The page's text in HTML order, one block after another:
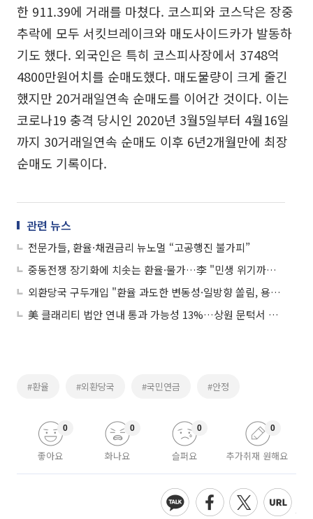
한 911.39에 거래를 마쳤다. 코스피와 코스닥은 장중
추락에 모두 서킷브레이크와 매도사이드카가 발동하
기도 했다. 외국인은 특히 코스피사장에서 3748억
4800만원어치를 순매도했다. 매도물량이 크게 줄긴
했지만 20거래일연속 순매도를 이어간 것이다. 이는
코로나19 충격 당시인 2020년 3월5일부터 4월16일
까지 30거래일연속 순매도 이후 6년2개월만에 최장
순매도 기록이다.
관련 뉴스
전문가들, 환율·채권금리 뉴노멀 “고공행진 불가피”
중동전쟁 장기화에 치솟는 환율·물가…李 "민생 위기까지는 안 갈 것"
외환당국 구두개입 "환율 과도한 변동성·일방향 쏠림, 용인 않고 강력 대응"
美 클래리티 법안 연내 통과 가능성 13%…상원 문턱서 제동
#환율 #외환당국 #국민연금 #안정
좋아요
0
화나요
0
슬퍼요
0
추가취재 원해요
0